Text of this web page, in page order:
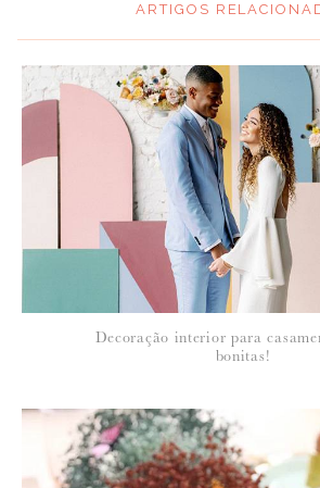
NOME
Para saber como tratamos e protegemos os seus
ARTIGOS
Decoração interior para
bonitas!